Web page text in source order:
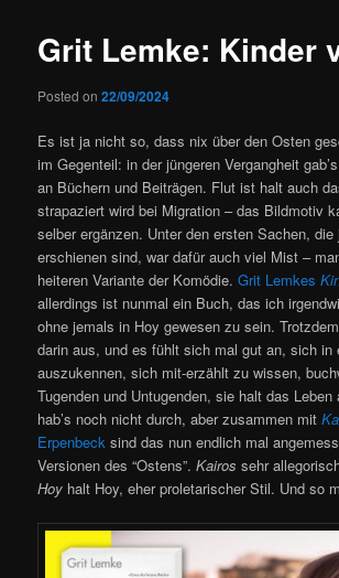
Grit Lemke: Kinder
Posted on22/09/2024
Es ist ja nicht so, dass nix über den Osten
im Gegenteil: in der jüngeren Vergangheit
an Büchern und Beiträgen. Flut ist halt auch
strapaziert wird bei Migration – das Bildmotiv
selber ergänzen. Unter den ersten Sachen,
erschienen sind, war dafür auch viel Mist –
heiteren Variante der Komödie.Grit Lemkes
allerdings ist nunmal ein Buch, das ich
ohne jemals in Hoy gewesen zu sein.
darin aus, und es fühlt sich mal gut an, sich in
auszukennen, sich mit-erzählt zu wissen,
Tugenden und Untugenden, sie halt das
hab’s noch nicht durch, aber zusammen mit
Erpenbecksind das nun endlich mal
Versionen des “Ostens”.Kairos sehr
Hoy halt Hoy, eher proletarischer Stil. Und so